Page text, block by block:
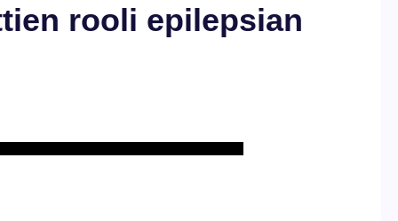
rooli epilepsian